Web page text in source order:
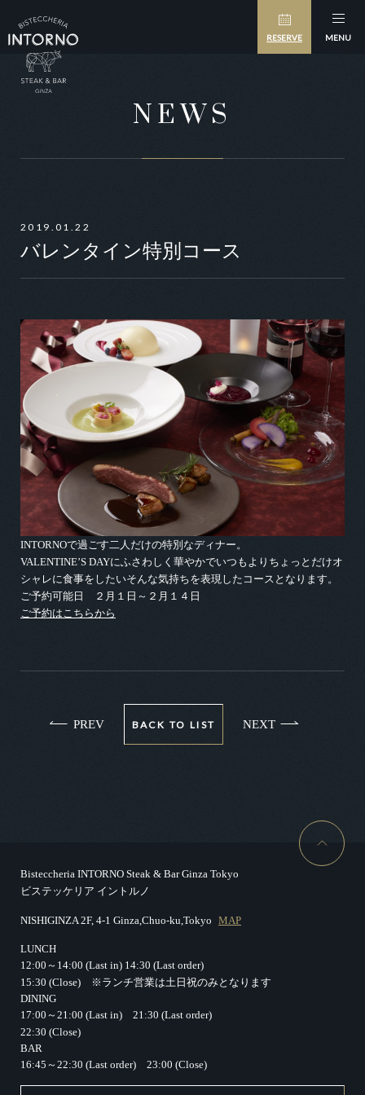
RESERVE MENU
NEWS
2019.01.22
バレンタイン特別コース
INTORNOで過ごす二人だけの特別なディナー。
VALENTINE’S DAYにふさわしく華やかでいつもよりちょっとだけオ
シャレに食事をしたいそんな気持ちを表現したコースとなります。
ご予約可能日 ２月１日～２月１４日
ご予約はこちらから
PREV BACK TO LIST NEXT
Bisteccheria INTORNO Steak & Bar Ginza Tokyo
ビステッケリア イントルノ
NISHIGINZA 2F, 4-1 Ginza,Chuo-ku,Tokyo MAP
LUNCH
12:00～14:00 (Last in) 14:30 (Last order)
15:30 (Close)
※ランチ営業は土日祝のみとなります
DINING
17:00～21:00 (Last in)
21:30 (Last order)
22:30 (Close)
BAR
16:45～22:30 (Last order)
23:00 (Close)